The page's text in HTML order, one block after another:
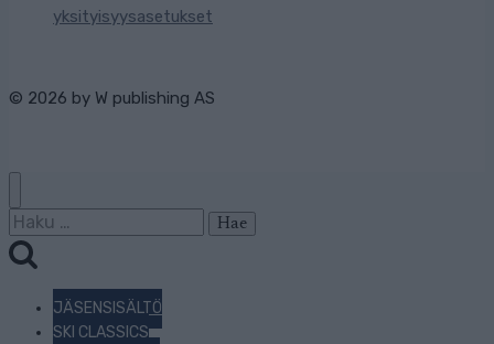
yksityisyysasetukset
© 2026 by W publishing AS
Haku:
JÄSENSISÄLTÖ
SKI CLASSICS